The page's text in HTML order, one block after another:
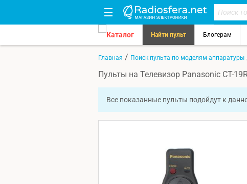
Каталог Найти пульт Блогерам
Главная / Поиск пульта по моделям аппаратуры
Пульты на Телевизор Panasonic CT-
Все показанные пульты подойдут к